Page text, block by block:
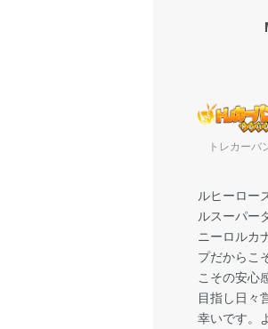
トレカーバ
ルヒーロー
ルスーパー
ニーロルカ
プだからこ
こその安心
目指し日々
幸いです。